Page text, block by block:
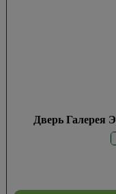
Дверь Галерея